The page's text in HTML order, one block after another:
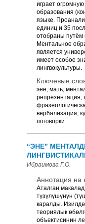
играет
образования
языке.
единиц и 35
отобраны путём
Ментальное
является
имеет особое
лингвокультуры.
Ключевые
эне; мать;
репрезентация;
вербализация;
поговорки
“ЭНЕ”
Ибраимова Г.О.
Аннотация на
Аталган
түзүлүшүнүн
каралды.
теориялык
объектисинин